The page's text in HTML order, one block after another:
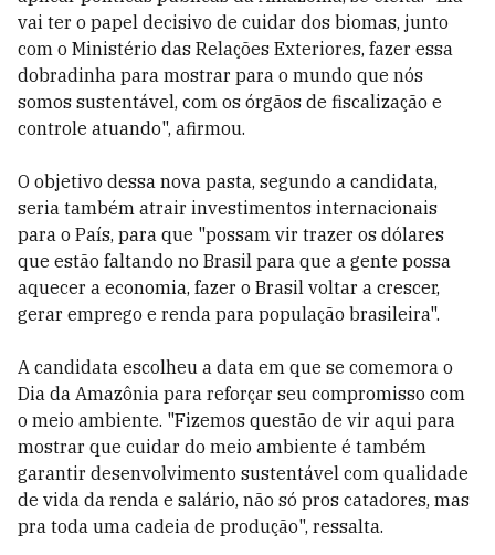
vai ter o papel decisivo de cuidar dos biomas, junto
com o Ministério das Relações Exteriores, fazer essa
dobradinha para mostrar para o mundo que nós
somos sustentável, com os órgãos de fiscalização e
controle atuando", afirmou.
O objetivo dessa nova pasta, segundo a candidata,
seria também atrair investimentos internacionais
para o País, para que "possam vir trazer os dólares
que estão faltando no Brasil para que a gente possa
aquecer a economia, fazer o Brasil voltar a crescer,
gerar emprego e renda para população brasileira".
A candidata escolheu a data em que se comemora o
Dia da Amazônia para reforçar seu compromisso com
o meio ambiente. "Fizemos questão de vir aqui para
mostrar que cuidar do meio ambiente é também
garantir desenvolvimento sustentável com qualidade
de vida da renda e salário, não só pros catadores, mas
pra toda uma cadeia de produção", ressalta.